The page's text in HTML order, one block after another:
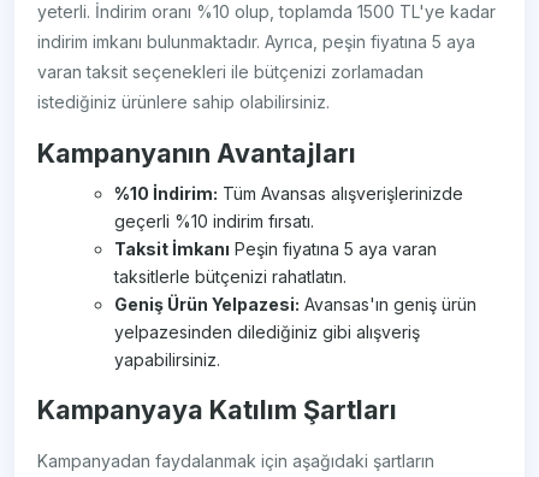
yeterli. İndirim oranı %10 olup, toplamda 1500 TL'ye kadar
indirim imkanı bulunmaktadır. Ayrıca, peşin fiyatına 5 aya
varan taksit seçenekleri ile bütçenizi zorlamadan
istediğiniz ürünlere sahip olabilirsiniz.
Kampanyanın Avantajları
%10 İndirim: Tüm Avansas alışverişlerinizde
geçerli %10 indirim fırsatı.
Taksit İmkanı Peşin fiyatına 5 aya varan
taksitlerle bütçenizi rahatlatın.
Geniş Ürün Yelpazesi: Avansas'ın geniş ürün
yelpazesinden dilediğiniz gibi alışveriş
yapabilirsiniz.
Kampanyaya Katılım Şartları
Kampanyadan faydalanmak için aşağıdaki şartların